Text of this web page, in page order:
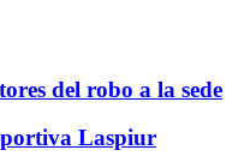
del robo a la sede
Laspiur